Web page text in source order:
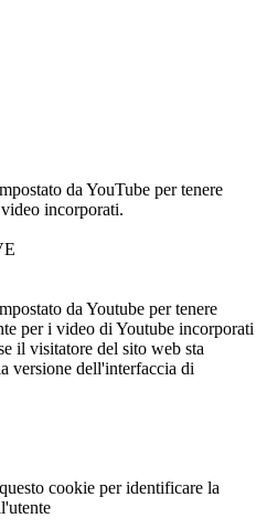
da YouTube per tenere
incorporati.
da Youtube per tenere
per i video di Youtube incorporati
il visitatore del sito web sta
versione dell'interfaccia di
cookie per identificare la